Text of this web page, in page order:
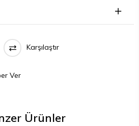
Karşılaştır
Ver
Ürünler